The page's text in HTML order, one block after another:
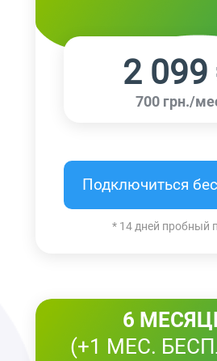
2
700 грн./
Подключиться
* 14 дней пробный
6
(+1 МЕС.